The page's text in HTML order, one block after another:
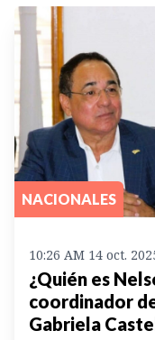
NACIONALES
10:26 AM 14 oct.
¿Quién es
coordinador
Gabriela